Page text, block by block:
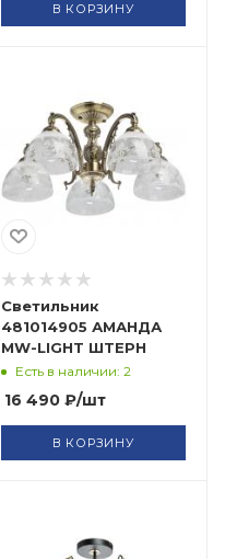
В КОРЗИНУ
Светильник
481014905 АМАНДА
MW-LIGHT ШТЕРН
Есть в наличии: 2
16 490₽/шт
В КОРЗИНУ